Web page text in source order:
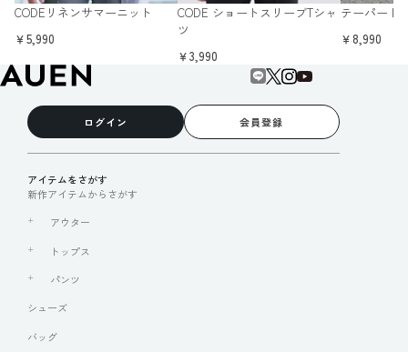
CODEリネンサマーニット
￥5,990
CODE ショートスリーブTシャ
ツ
￥3,990
テーパード
￥8,990
ログイン 会員登録
アイテムをさがす
新作アイテムからさがす
アウター
トップス
パンツ
シューズ
バッグ